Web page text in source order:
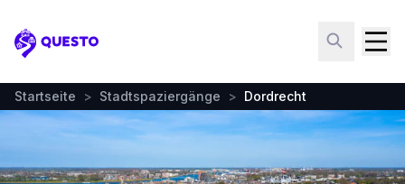
Questo
Startseite > Stadtspaziergänge > Dordrecht